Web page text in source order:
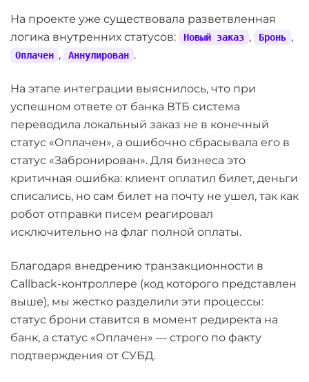
if ( $order ->status === Order::STATUS_PAID
return
        }
/** @var \app\components\VtbMerchantClient
= Yii $app->vtbMerchant;
$bankOrderValue = $bankData['response'][
$paymentStatus
  =
$bankData['transactions'
if ($bankOrderValue === 'PAID' &lt;=
// Запускаем транзакцию СУБД для
->status =
$order->paid_at = date('Y-m-d H:i:s'
if ($order->save()) {
// Переводим связанные билеты в
На проекте уже существовала разветвленная
логика внутренних статусов:
Новый заказ , Бронь ,
Оплачен , Аннулирован .
На этапе интеграции выяснилось, что при
успешном ответе от банка ВТБ система
переводила локальный заказ не в конечный
статус «Оплачен», а ошибочно сбрасывала его в
статус «Забронирован». Для бизнеса это
критичная ошибка: клиент оплатил билет, деньги
списались, но сам билет на почту не ушел, так как
робот отправки писем реагировал
исключительно на флаг полной оплаты.
Благодаря внедрению транзакционности в
Callback-контроллере (код которого представлен
выше), мы жестко разделили эти процессы:
статус брони ставится в момент редиректа на
банк, а статус «Оплачен» — строго по факту
подтверждения от СУБД.